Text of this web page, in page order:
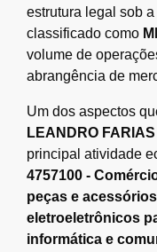
estrutura legal sob
classificado como
volume de
abrangência de
Um dos aspectos
LEANDRO
principal atividade
4757100 -
peças e
eletroeletrônicos
informática e